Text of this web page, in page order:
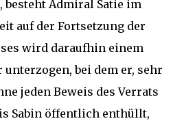
Admiral Satie im
auf der Fortsetzung der
wird daraufhin einem
bei dem er, sehr
jeden Beweis des Verrats
Sabin öffentlich enthüllt,